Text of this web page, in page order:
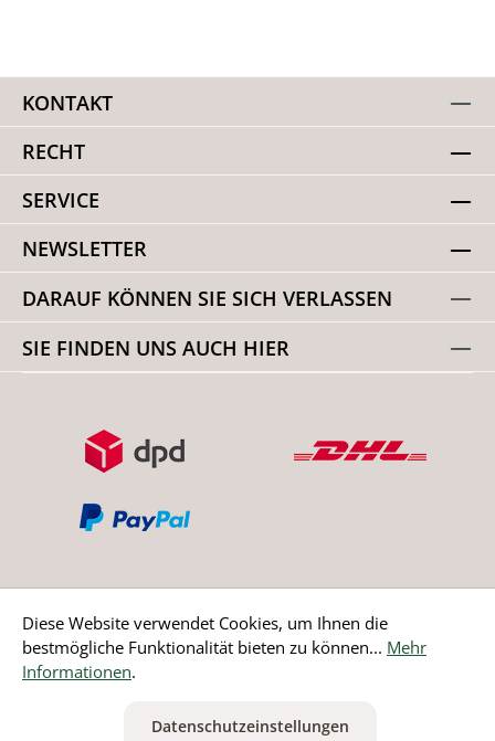
KONTAKT
RECHT
SERVICE
NEWSLETTER
DARAUF KÖNNEN SIE SICH VERLASSEN
SIE FINDEN UNS AUCH HIER
Bestellung widerrufen
ausgenommen Nicht EU-Länder
Diese Website verwendet Cookies, um Ihnen die
bestmögliche Funktionalität bieten zu können... Mehr
Informationen.
Datenschutzeinstellungen